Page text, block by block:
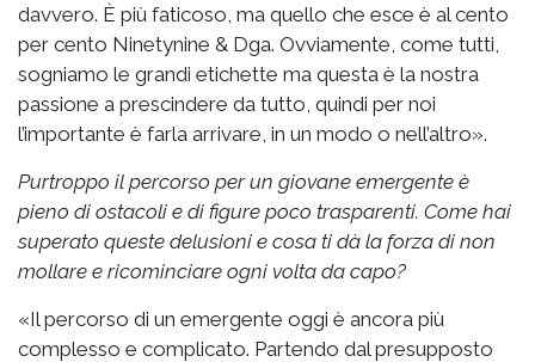
davvero. È più faticoso, ma quello che esce è al cento
per cento Ninetynine & Dga. Ovviamente, come tutti,
sogniamo le grandi etichette ma questa è la nostra
passione a prescindere da tutto, quindi per noi
l’importante è farla arrivare, in un modo o nell’altro».
Purtroppo il percorso per un giovane emergente è
pieno di ostacoli e di figure poco trasparenti. Come hai
superato queste delusioni e cosa ti dà la forza di non
mollare e ricominciare ogni volta da capo?
«Il percorso di un emergente oggi è ancora più
complesso e complicato. Partendo dal presupposto